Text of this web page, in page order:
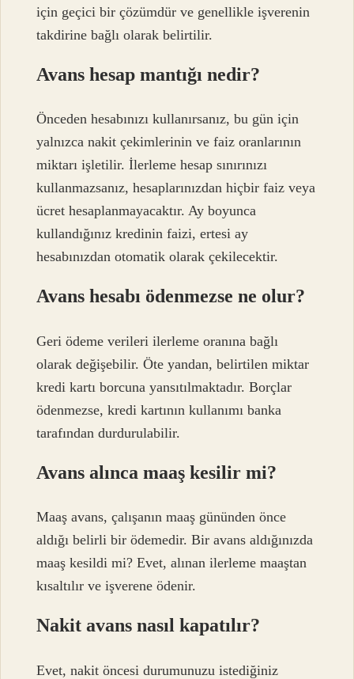
için geçici bir çözümdür ve genellikle işverenin
takdirine bağlı olarak belirtilir.
Avans hesap mantığı nedir?
Önceden hesabınızı kullanırsanız, bu gün için
yalnızca nakit çekimlerinin ve faiz oranlarının
miktarı işletilir. İlerleme hesap sınırınızı
kullanmazsanız, hesaplarınızdan hiçbir faiz veya
ücret hesaplanmayacaktır. Ay boyunca
kullandığınız kredinin faizi, ertesi ay
hesabınızdan otomatik olarak çekilecektir.
Avans hesabı ödenmezse ne olur?
Geri ödeme verileri ilerleme oranına bağlı
olarak değişebilir. Öte yandan, belirtilen miktar
kredi kartı borcuna yansıtılmaktadır. Borçlar
ödenmezse, kredi kartının kullanımı banka
tarafından durdurulabilir.
Avans alınca maaş kesilir mi?
Maaş avans, çalışanın maaş gününden önce
aldığı belirli bir ödemedir. Bir avans aldığınızda
maaş kesildi mi? Evet, alınan ilerleme maaştan
kısaltılır ve işverene ödenir.
Nakit avans nasıl kapatılır?
Evet, nakit öncesi durumunuzu istediğiniz